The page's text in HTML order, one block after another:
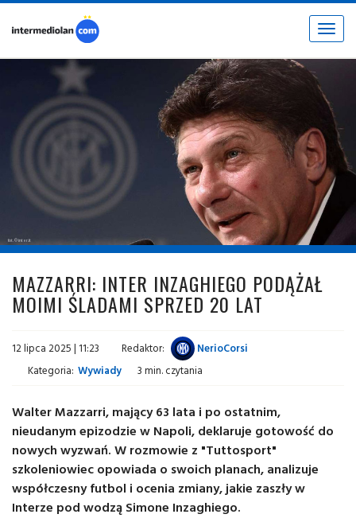
Toggle
fot. © inter.it
MAZZARRI: INTER INZAGHIEGO PODĄŻAŁ
MOIMI ŚLADAMI SPRZED 20 LAT
12 lipca 2025 | 11:23 Redaktor:
NerioCorsi
Kategoria: Wywiady 3 min. czytania
Walter Mazzarri, mający 63 lata i po ostatnim,
nieudanym epizodzie w Napoli, deklaruje gotowość do
nowych wyzwań. W rozmowie z "Tuttosport"
szkoleniowiec opowiada o swoich planach, analizuje
współczesny futbol i ocenia zmiany, jakie zaszły w
Interze pod wodzą Simone Inzaghiego.